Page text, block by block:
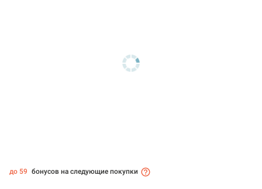
до 59 бонусов на следующие покупки